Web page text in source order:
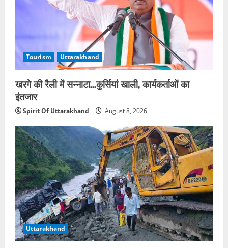
Tourism Uttarakhand
खरगे की रैली में सन्नाटा…कुर्सियां खाली, कार्यकर्ताओं का
इंतजार
Spirit Of Uttarakhand August 8, 2026
Uttarakhand